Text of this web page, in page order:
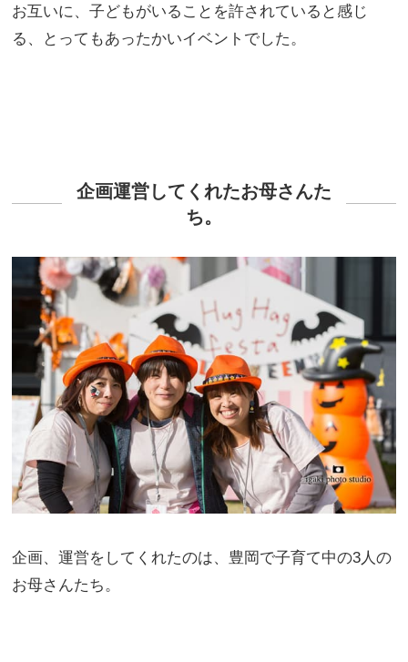
お互いに、子どもがいることを許されていると感じ
る、とってもあったかいイベントでした。
企画運営してくれたお母さんた
ち。
企画、運営をしてくれたのは、豊岡で子育て中の3人の
お母さんたち。